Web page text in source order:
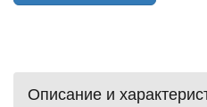
Описание и